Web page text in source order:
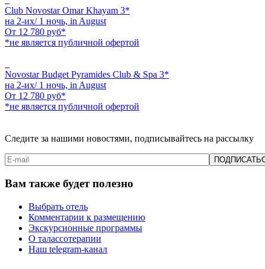
Club Novostar Omar Khayam 3*
на 2-их/ 1 ночь, in August
От 12 780 руб*
*не является публичной офертой
Novostar Budget Pyramides Club & Spa 3*
на 2-их/ 1 ночь, in August
От 12 780 руб*
*не является публичной офертой
Следите за нашими новостями, подписывайтесь на рассылку
Вам также будет полезно
Выбрать отель
Комментарии к размещению
Экскурсионные программы
О талассотерапии
Наш telegram-канал